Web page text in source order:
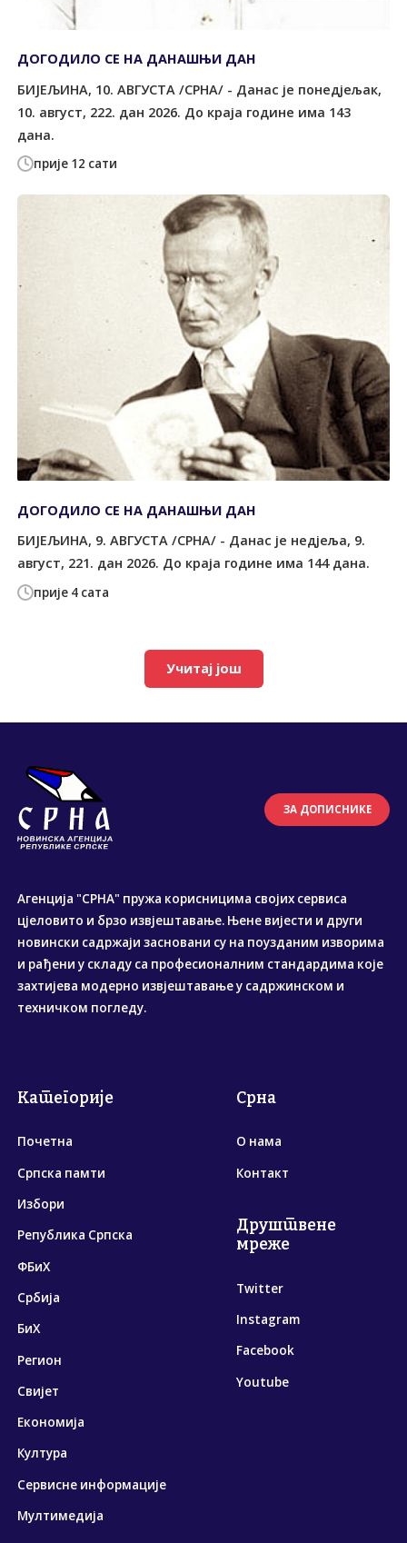
прије 12 сати
ДОГОДИЛО СЕ НА ДАНАШЊИ ДАН
БИЈЕЉИНА, 10. АВГУСТА /СРНА/ - Данас је понедјељак,
10. август, 222. дан 2026. До краја године има 143
дана.
прије 4 сата
ДОГОДИЛО СЕ НА ДАНАШЊИ ДАН
БИЈЕЉИНА, 9. АВГУСТА /СРНА/ - Данас је недјеља, 9.
август, 221. дан 2026. До краја године има 144 дана.
Учитај још
ЗА ДОПИСНИКЕ
Агенција "СРНА" пружа корисницима својих сервиса
цјеловито и брзо извјештавање. Њене вијести и други
новински садржаји засновани су на поузданим изворима
и рађени у складу са професионалним стандардима које
захтијева модерно извјештавање у садржинском и
техничком погледу.
Категорије
Почетна
Српска памти
Избори
Република Српска
ФБиХ
Србија
БиХ
Регион
Свијет
Економија
Култура
Сервисне информације
Мултимедија
Срна
О нама
Контакт
Друштвене
мреже
Twitter
Instagram
Facebook
Youtube